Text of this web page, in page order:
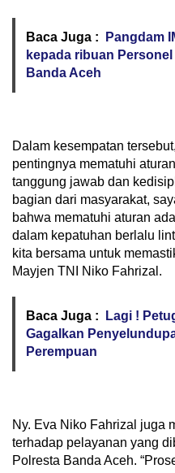
Baca Juga :
Pangdam
kepada ribuan
Banda Aceh
Dalam kesempatan
pentingnya mematuhi
tanggung jawab dan
bagian dari masyarakat,
bahwa mematuhi aturan
dalam kepatuhan berlalu
kita bersama untuk
Mayjen TNI Niko Fahrizal.
Baca Juga :
Lagi !
Gagalkan
Perempuan
Ny. Eva Niko Fahrizal juga
terhadap pelayanan yang
Polresta Banda Aceh.